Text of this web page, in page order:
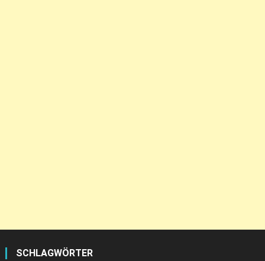
SCHLAGWÖRTER